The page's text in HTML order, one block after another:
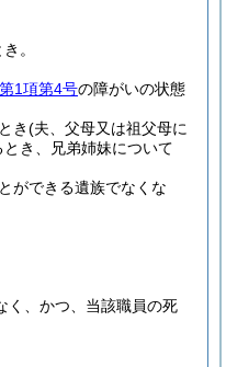
。
1項第4号の障がいの状態
き(夫、父母又は祖父母に
き、兄弟姉妹について
ができる遺族でなくな
く、かつ、当該職員の死